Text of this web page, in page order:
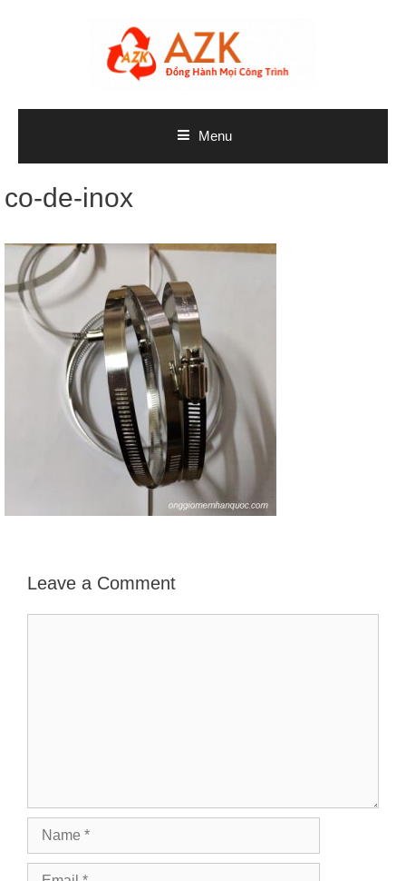
Menu
co-de-inox
Leave a Comment
Name
Email